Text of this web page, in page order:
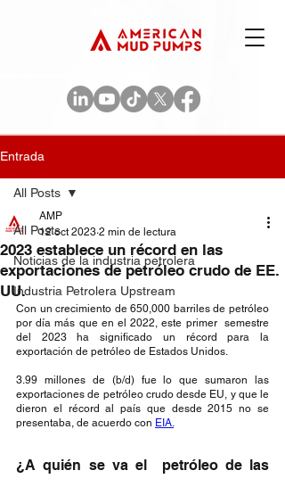
Entrada
All Posts
Noticias de la industria petrolera
Industria Petrolera Upstream
All Posts
2023 establece un récord en las
exportaciones de petróleo crudo de EE.
UU.
AMP
12 oct 2023 2 min de lectura
Con un crecimiento de 650,000 barriles de petróleo
por día más que en el 2022, este primer  semestre
del 2023 ha significado un récord para la
exportación de petróleo de Estados Unidos.
3.99 millones de (b/d) fue lo que sumaron las
exportaciones de petróleo crudo desde EU, y que le
dieron el récord al país que desde 2015 no se
presentaba, de acuerdo con EIA.
¿A quién se va el  petróleo de las